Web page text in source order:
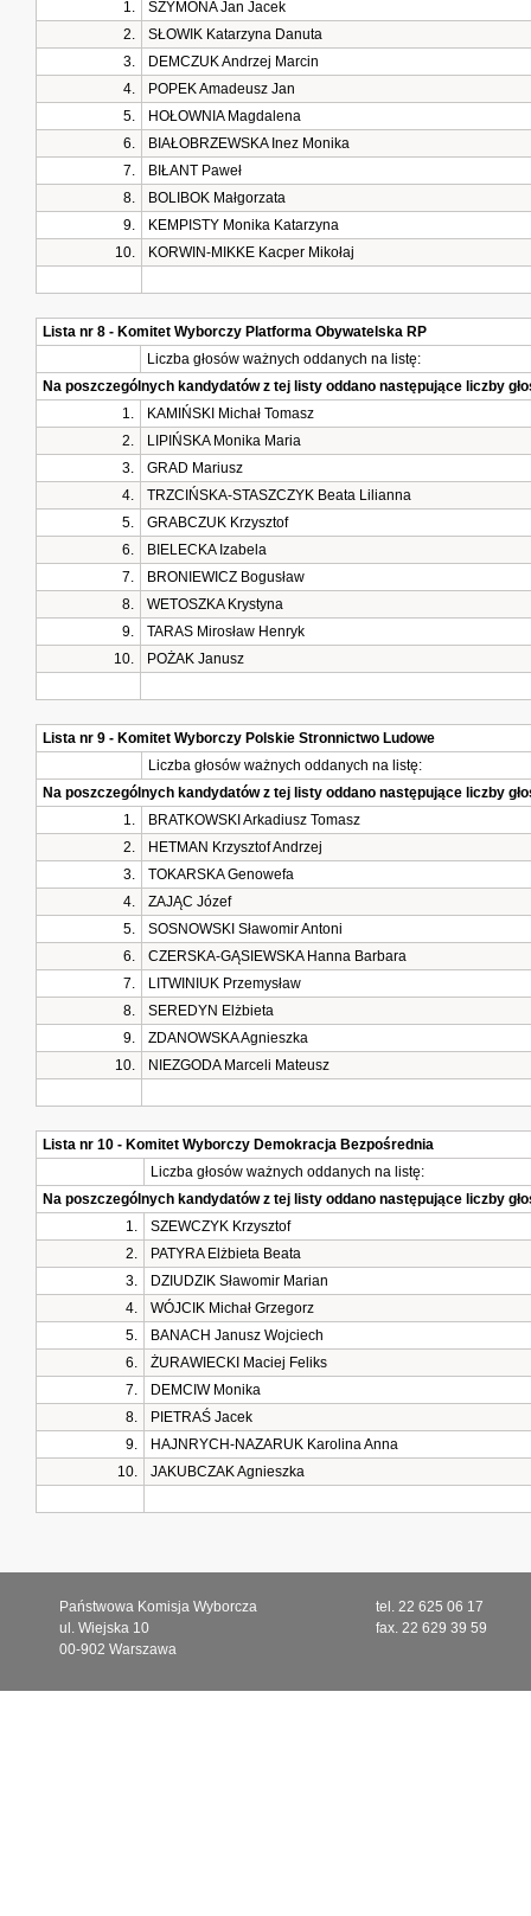
1.
SZYMONA Jan Jacek
2.
SŁOWIK Katarzyna Danuta
3.
DEMCZUK Andrzej Marcin
4.
POPEK Amadeusz Jan
5.
HOŁOWNIA Magdalena
6.
BIAŁOBRZEWSKA Inez Monika
7.
BIŁANT Paweł
8.
BOLIBOK Małgorzata
9.
KEMPISTY Monika Katarzyna
10.
KORWIN-MIKKE Kacper Mikołaj
Lista nr 8 - Komitet Wyborczy Platforma Obywatelska RP
Liczba głosów ważnych oddanych na listę:
Na poszczególnych kandydatów z tej listy oddano następujące liczby
1.
KAMIŃSKI Michał Tomasz
2.
LIPIŃSKA Monika Maria
3.
GRAD Mariusz
4.
TRZCIŃSKA-STASZCZYK Beata Lilianna
5.
GRABCZUK Krzysztof
6.
BIELECKA Izabela
7.
BRONIEWICZ Bogusław
8.
WETOSZKA Krystyna
9.
TARAS Mirosław Henryk
10.
POŻAK Janusz
Lista nr 9 - Komitet Wyborczy Polskie Stronnictwo Ludowe
Liczba głosów ważnych oddanych na listę:
Na poszczególnych kandydatów z tej listy oddano następujące liczby
1.
BRATKOWSKI Arkadiusz Tomasz
2.
HETMAN Krzysztof Andrzej
3.
TOKARSKA Genowefa
4.
ZAJĄC Józef
5.
SOSNOWSKI Sławomir Antoni
6.
CZERSKA-GĄSIEWSKA Hanna Barbara
7.
LITWINIUK Przemysław
8.
SEREDYN Elżbieta
9.
ZDANOWSKA Agnieszka
10.
NIEZGODA Marceli Mateusz
Lista nr 10 - Komitet Wyborczy Demokracja Bezpośrednia
Liczba głosów ważnych oddanych na listę:
Na poszczególnych kandydatów z tej listy oddano następujące liczby
1.
SZEWCZYK Krzysztof
2.
PATYRA Elżbieta Beata
3.
DZIUDZIK Sławomir Marian
4.
WÓJCIK Michał Grzegorz
5.
BANACH Janusz Wojciech
6.
ŻURAWIECKI Maciej Feliks
7.
DEMCIW Monika
8.
PIETRAŚ Jacek
9.
HAJNRYCH-NAZARUK Karolina Anna
10.
JAKUBCZAK Agnieszka
Państwowa Komisja Wyborcza
ul. Wiejska 10
00-902 Warszawa
tel. 22 625 06 17
fax. 22 629 39 59